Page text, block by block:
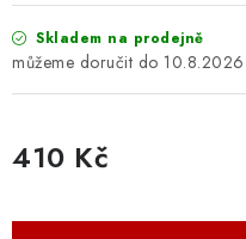
O E-SHOPU
OBCHODNÍ PODMÍNKY
ODSTOUPENÍ OD SMLOUVY
ZÁSADY ZPRACOVÁNÍ
Skladem na prodejně
10.8.2026
410 Kč